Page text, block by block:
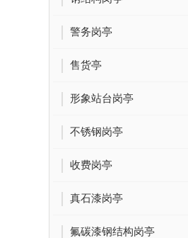
警务岗亭
售货亭
形象站台岗亭
不锈钢岗亭
收费岗亭
真石漆岗亭
氟碳漆钢结构岗亭